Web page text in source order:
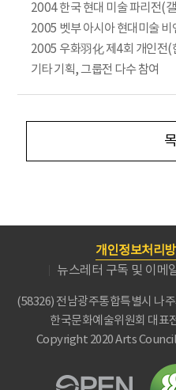
2004 한국 현대 미술 파리전(
2005 벳부 아시아 현대미술
2005 우화羽化 제4회 개인전(
기타 기획, 그룹전 다수 참여
개인정보처리방
뉴스레터 구독 및 이메
(58326) 전남광주통합특별시 나
한국문화예술위원회 대표
Copyright 2020 Arts